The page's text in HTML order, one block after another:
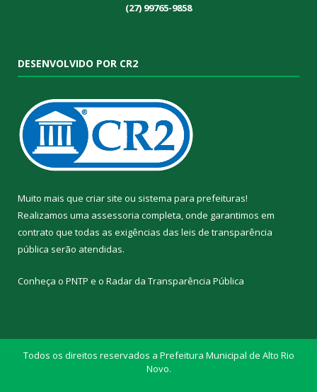
(27) 99765-9858
DESENVOLVIDO POR CR2
Muito mais que criar site ou sistema para prefeituras!
Realizamos uma assessoria completa, onde garantimos em
contrato que todas as exigências das leis de transparência
pública serão atendidas.
Conheça o PNTP e o Radar da Transparência Pública
Todos os direitos reservados a Prefeitura Municipal de Alto Rio
Novo.